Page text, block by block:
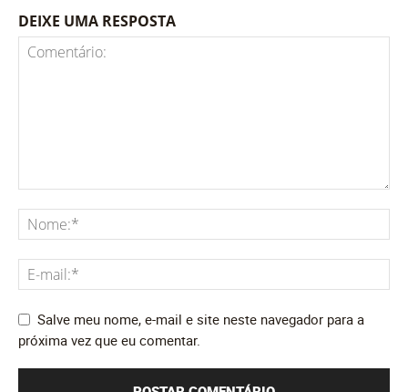
DEIXE UMA RESPOSTA
Salve meu nome, e-mail e site neste navegador para a
próxima vez que eu comentar.